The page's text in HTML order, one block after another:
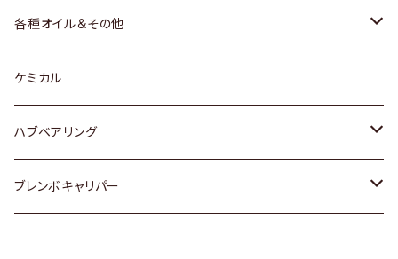
三菱
スバル
マツダ
マツダ
スバル
ホンダ
スズキ
日産
ダイハツ
各種オイル＆その他
ディーデル洗浄添加剤
ケミカル
ハブベアリング
トヨタ
ブレンボキャリパー